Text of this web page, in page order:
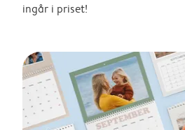
ingår i priset!